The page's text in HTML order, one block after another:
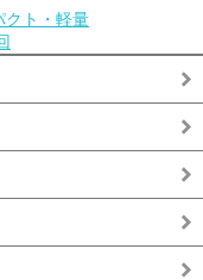
クト・軽量